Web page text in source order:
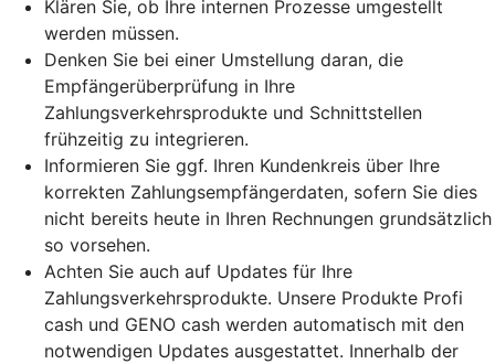
Klären Sie, ob Ihre internen Prozesse umgestellt
werden müssen.
Denken Sie bei einer Umstellung daran, die
Empfängerüberprüfung in Ihre
Zahlungsverkehrsprodukte und Schnittstellen
frühzeitig zu integrieren.
Informieren Sie ggf. Ihren Kundenkreis über Ihre
korrekten Zahlungsempfängerdaten, sofern Sie dies
nicht bereits heute in Ihren Rechnungen grundsätzlich
so vorsehen.
Achten Sie auch auf Updates für Ihre
Zahlungsverkehrsprodukte. Unsere Produkte Profi
cash und GENO cash werden automatisch mit den
notwendigen Updates ausgestattet. Innerhalb der